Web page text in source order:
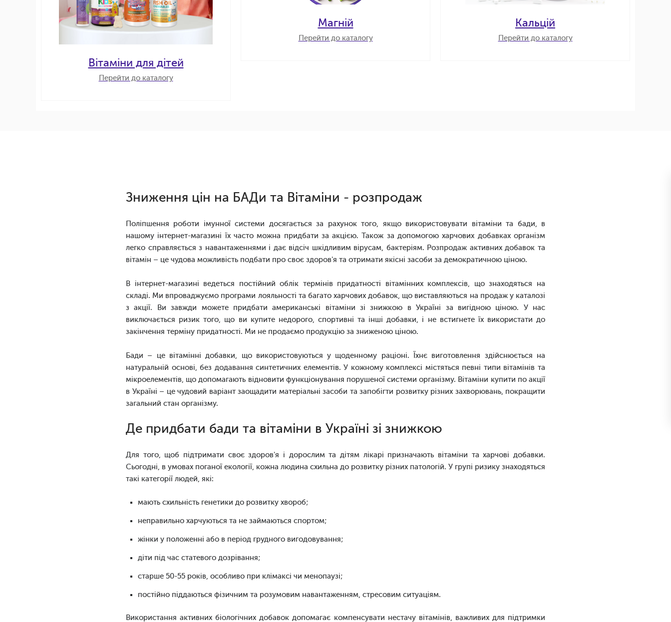
Вітаміни для дітей
Перейти до каталогу
Магній
Перейти до каталогу
Кальцій
Перейти до каталогу
Зниження цін на БАДи та Вітаміни - розпродаж
Поліпшення роботи імунної системи досягається за рахунок того, якщо використовувати вітаміни та бади, в
нашому інтернет-магазині їх часто можна придбати за акцією. Також за допомогою харчових добавках організм
легко справляється з навантаженнями і дає відсіч шкідливим вірусам, бактеріям. Розпродаж активних добавок та
вітамін – це чудова можливість подбати про своє здоров'я та отримати якісні засоби за демократичною ціною.
В інтернет-магазині ведеться постійний облік термінів придатності вітамінних комплексів, що знаходяться на
складі. Ми впроваджуємо програми лояльності та багато харчових добавок, що виставляються на продаж у каталозі
з акції. Ви завжди можете придбати американські вітаміни зі знижкою в Україні за вигідною ціною. У нас
виключається ризик того, що ви купите недорого, спортивні та інші добавки, і не встигнете їх використати до
закінчення терміну придатності. Ми не продаємо продукцію за зниженою ціною.
Бади – це вітамінні добавки, що використовуються у щоденному раціоні. Їхнє виготовлення здійснюється на
натуральній основі, без додавання синтетичних елементів. У кожному комплексі містяться певні типи вітамінів та
мікроелементів, що допомагають відновити функціонування порушеної системи організму. Вітаміни купити по акції
в Україні – це чудовий варіант заощадити матеріальні засоби та запобігти розвитку різних захворювань, покращити
загальний стан організму.
Де придбати бади та вітаміни в Україні зі знижкою
Для того, щоб підтримати своє здоров'я і дорослим та дітям лікарі призначають вітаміни та харчові добавки.
Сьогодні, в умовах поганої екології, кожна людина схильна до розвитку різних патологій. У групі ризику знаходяться
такі категорії людей, які:
мають схильність генетики до розвитку хвороб;
неправильно харчуються та не займаються спортом;
жінки у положенні або в період грудного вигодовування;
діти під час статевого дозрівання;
старше 50-55 років, особливо при клімаксі чи менопаузі;
постійно піддаються фізичним та розумовим навантаженням, стресовим ситуаціям.
Використання активних біологічних добавок допомагає компенсувати нестачу вітамінів, важливих для підтримки